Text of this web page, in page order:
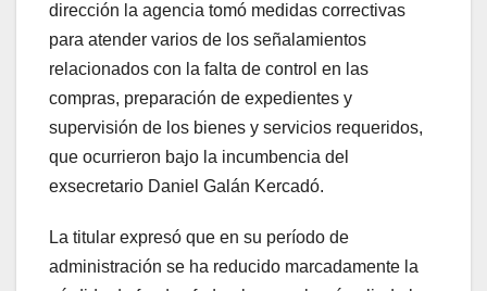
dirección la agencia tomó medidas correctivas
para atender varios de los señalamientos
relacionados con la falta de control en las
compras, preparación de expedientes y
supervisión de los bienes y servicios requeridos,
que ocurrieron bajo la incumbencia del
exsecretario Daniel Galán Kercadó.
La titular expresó que en su período de
administración se ha reducido marcadamente la